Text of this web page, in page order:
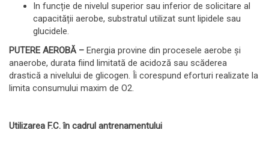
In funcție de nivelul superior sau inferior de solicitare al
capacității aerobe, substratul utilizat sunt lipidele sau
glucidele.
PUTERE AEROBĂ – Energia provine din procesele aerobe și
anaerobe, durata fiind limitată de acidoză sau scăderea
drastică a nivelului de glicogen. Îi corespund eforturi realizate la
limita consumului maxim de O2.
Utilizarea F.C. în cadrul antrenamentului